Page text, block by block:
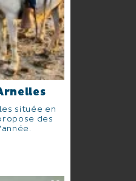
située en
des